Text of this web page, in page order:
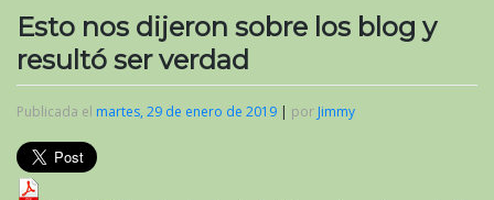
Esto nos dijeron sobre los blog y
resultó ser verdad
Publicada el martes, 29 de enero de 2019 | por Jimmy